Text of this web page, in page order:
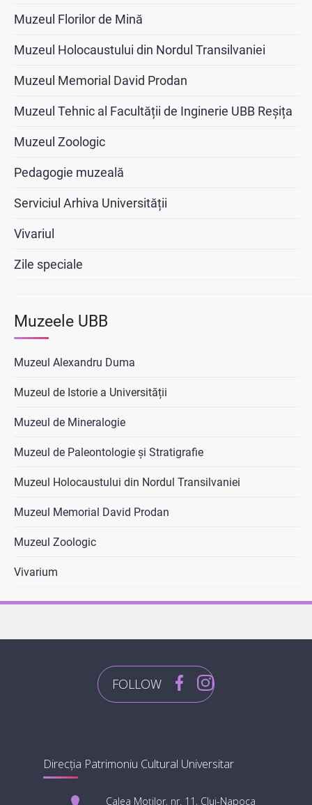
Muzeul Florilor de Mină
Muzeul Holocaustului din Nordul Transilvaniei
Muzeul Memorial David Prodan
Muzeul Tehnic al Facultății de Inginerie UBB Reșița
Muzeul Zoologic
Pedagogie muzeală
Serviciul Arhiva Universității
Vivariul
Zile speciale
Muzeele UBB
Muzeul Alexandru Duma
Muzeul de Istorie a Universității
Muzeul de Mineralogie
Muzeul de Paleontologie și Stratigrafie
Muzeul Holocaustului din Nordul Transilvaniei
Muzeul Memorial David Prodan
Muzeul Zoologic
Vivarium
Direcția Patrimoniu Cultural Universitar
Calea Moților, nr. 11, Cluj-Napoca